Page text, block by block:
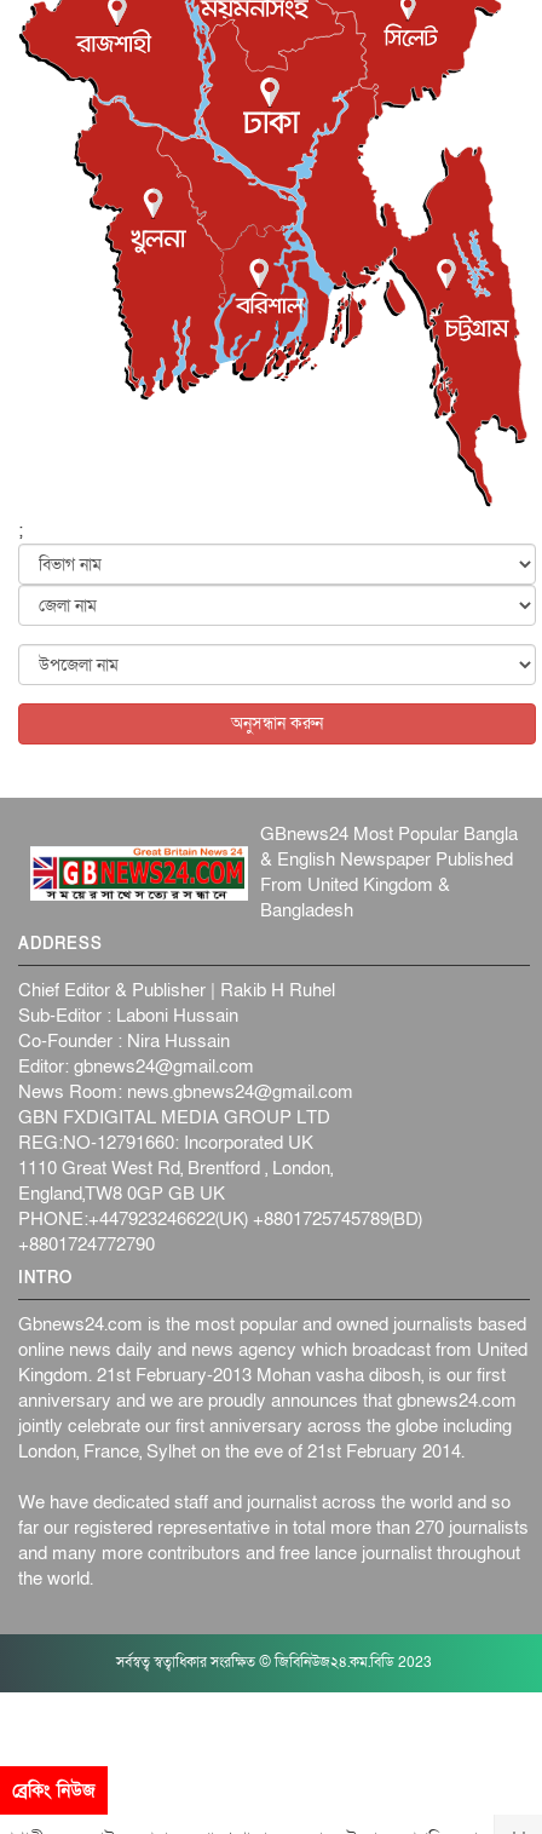
যুক্তরাজ্যে বসবাসরত জাতীয়তাবাদী কুলাউড়াবাসীর মত বিনিময়
সভা...
ইউকে কমিউনিটি ৫ আগস্ট, ২০২৬
প্রধানমন্ত্রীকে সৌদি আরব সফরের আমন্ত্রণ
জাতীয় ৫ আগস্ট, ২০২৬
জুলাই গণ-অভ্যুত্থান দিবস আজ, স্মরণে দেশজুড়ে কর্মসূচি
জাতীয় ৫ আগস্ট, ২০২৬
জনগণ পরিবর্তন চেয়েছে বলেই জুলাই আন্দোলন সফল :
৫ আগস্ট, ২০২৬
বেনজীর আহমেদের সঙ্গে পরীমনির ঘনিষ্ঠ সম্পর্ক ছিল : নাসির
মাহম...
জাতীয় ৫ আগস্ট, ২০২৬
হরমুজ নিয়ে ইরান-মার্কিন চুক্তি হতে পারে আজ : মার্কিন অর্থমন...
৫ আগস্ট, ২০২৬
পৃথিবীর দিকে আসছে বিধ্বংসী বস্তু, পারমাণবিক বোমা দিয়ে করা
আন্তর্জাতিক ৫ আগস্ট, ২০২৬
কেনিয়ায় ১৫ হাতির রহস্যজনক মৃত্যু, সন্দেহের মুখে কীটনাশকের
আন্তর্জাতিক ৫ আগস্ট, ২০২৬
;
অনুসন্ধান করুন
GBnews24 Most Popular Bangla
& English Newspaper Published
From United Kingdom &
Bangladesh
ADDRESS
Chief Editor & Publisher | Rakib H Ruhel
Sub-Editor : Laboni Hussain
Co-Founder : Nira Hussain
Editor: gbnews24@gmail.com
News Room: news.gbnews24@gmail.com
GBN FXDIGITAL MEDIA GROUP LTD
REG:NO-12791660: Incorporated UK
1110 Great West Rd, Brentford , London,
England,TW8 0GP GB UK
PHONE:+447923246622(UK) +8801725745789(BD)
+8801724772790
INTRO
Gbnews24.com is the most popular and owned journalists based
online news daily and news agency which broadcast from United
Kingdom. 21st February-2013 Mohan vasha dibosh, is our first
anniversary and we are proudly announces that gbnews24.com
jointly celebrate our first anniversary across the globe including
London, France, Sylhet on the eve of 21st February 2014.
We have dedicated staff and journalist across the world and so
far our registered representative in total more than 270 journalists
and many more contributors and free lance journalist throughout
the world.
সর্বস্বত্ব স্বত্বাধিকার সংরক্ষিত © জিবিনিউজ২৪.কম.বিডি 2023
ব্রেকিং নিউজ